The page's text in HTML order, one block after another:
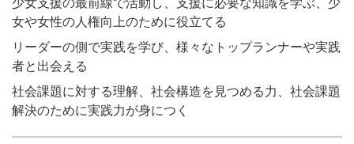
少女支援の最前線で活動し、支援に必要な知識を学ぶ、少
女や女性の人権向上のために役立てる
リーダーの側で実践を学び、様々なトップランナーや実践
者と出会える
社会課題に対する理解、社会構造を見つめる力、社会課題
解決のために実践力が身につく